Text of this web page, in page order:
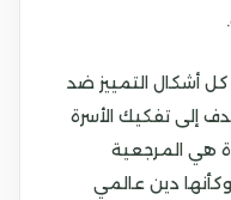
أشكال التمييز ضد
إلى تفكيك الأسرة
هي المرجعية
وكأنها دين عالمي